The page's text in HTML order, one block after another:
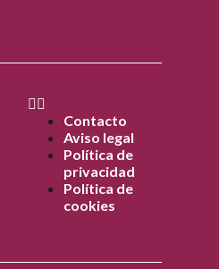
Contacto
Aviso legal
Política de
privacidad
Política de
cookies